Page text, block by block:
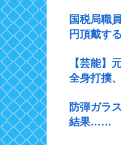
国税局職
円頂戴す
【芸能】
全身打撲
防弾ガラ
結果……